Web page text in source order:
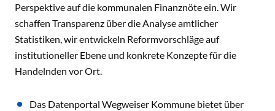
Perspektive auf die kommunalen Finanznöte ein. Wir
schaffen Transparenz über die Analyse amtlicher
Statistiken, wir entwickeln Reformvorschläge auf
institutioneller Ebene und konkrete Konzepte für die
Handelnden vor Ort.
Das Datenportal Wegweiser Kommune bietet über